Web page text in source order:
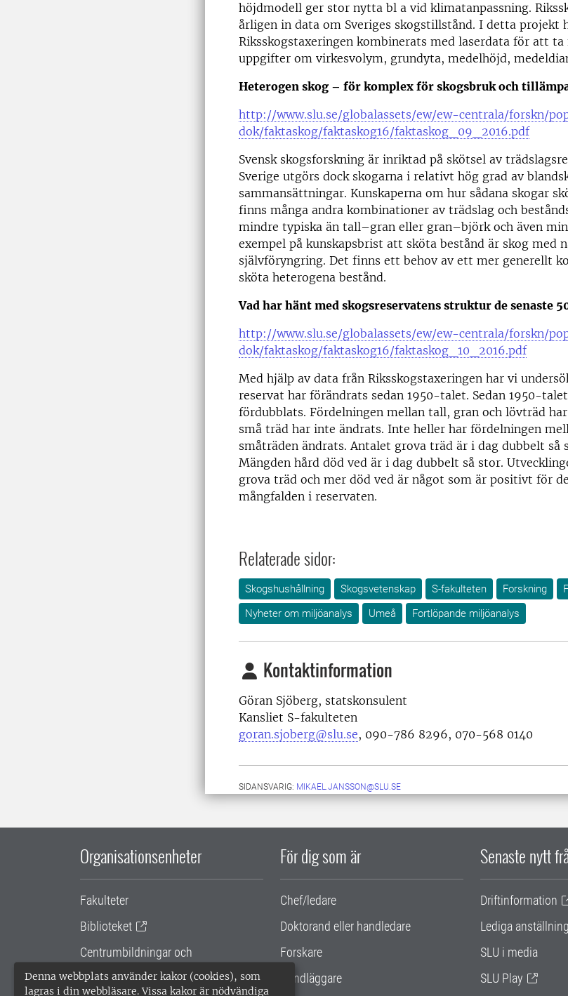
Denna webbplats använder kakor (cookies), som
lagras i din webbläsare. Vissa kakor är nödvändiga
höjdmodell ger stor nytta bl a vid klimatanpassning.
årligen in data om Sveriges skogstillstånd. I detta projekt
Riksskogstaxeringen kombinerats med laserdata för att
uppgifter om virkesvolym, grundyta, medelhöjd,
Heterogen skog – för komplex för skogsbruk och
http://www.slu.se/globalassets/ew/ew-centrala/forskn/
dok/faktaskog/faktaskog16/faktaskog_09_2016.pdf
Svensk skogsforskning är inriktad på skötsel av
Sverige utgörs dock skogarna i relativt hög grad av
sammansättningar. Kunskaperna om hur sådana skogar
finns många andra kombinationer av trädslag och
mindre typiska än tall–gran eller gran–björk och även
exempel på kunskapsbrist att sköta bestånd är skog med
självföryngring. Det finns ett behov av ett mer generellt
sköta heterogena bestånd.
Vad har hänt med skogsreservatens struktur de senaste
http://www.slu.se/globalassets/ew/ew-centrala/forskn/
dok/faktaskog/faktaskog16/faktaskog_10_2016.pdf
Med hjälp av data från Riksskogstaxeringen har vi
reservat har förändrats sedan 1950-talet. Sedan 1950-
fördubblats. Fördelningen mellan tall, gran och lövträd
små träd har inte ändrats. Inte heller har fördelningen
småträden ändrats. Antalet grova träd är i dag dubbelt så
Mängden hård död ved är i dag dubbelt så stor.
grova träd och mer död ved är något som är positivt för
mångfalden i reservaten.
Relaterade sidor:
Skogshushållning Skogsvetenskap S-fakulteten Forskning
Nyheter om miljöanalys
Umeå Fortlöpande miljöanalys
Kontaktinformation
Göran Sjöberg, statskonsulent
Kansliet S-fakulteten
goran.sjoberg@slu.se, 090-786 8296, 070-568 0140
SIDANSVARIG: MIKAEL.JANSSON@SLU.SE
Organisationsenheter
Fakulteter
Biblioteket
Centrumbildningar och
samarbetsprojekt
För dig som är
Chef/ledare
Doktorand eller handledare
Forskare
Handläggare
Senaste nytt
Driftinformation
Lediga
SLU i media
SLU Play